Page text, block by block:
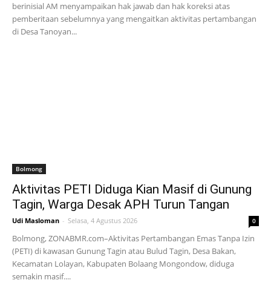
berinisial AM menyampaikan hak jawab dan hak koreksi atas
pemberitaan sebelumnya yang mengaitkan aktivitas pertambangan
di Desa Tanoyan...
Bolmong
Aktivitas PETI Diduga Kian Masif di Gunung
Tagin, Warga Desak APH Turun Tangan
Udi Masloman - Selasa, 4 Agustus 2026 0
Bolmong, ZONABMR.com–Aktivitas Pertambangan Emas Tanpa Izin
(PETI) di kawasan Gunung Tagin atau Bulud Tagin, Desa Bakan,
Kecamatan Lolayan, Kabupaten Bolaang Mongondow, diduga
semakin masif....